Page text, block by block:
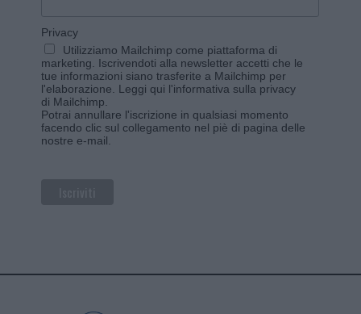
Privacy
Utilizziamo Mailchimp come piattaforma di
marketing. Iscrivendoti alla newsletter accetti che le
tue informazioni siano trasferite a Mailchimp per
l'elaborazione. Leggi qui l'informativa sulla privacy
di Mailchimp
Potrai annullare l'iscrizione in qualsiasi momento
facendo clic sul collegamento nel piè di pagina delle
nostre e-mail.